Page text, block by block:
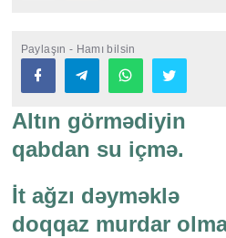
Paylaşın - Hamı bilsin
Altın görmədiyin
qabdan su içmə.
İt ağzı dəyməklə
doqqaz murdar